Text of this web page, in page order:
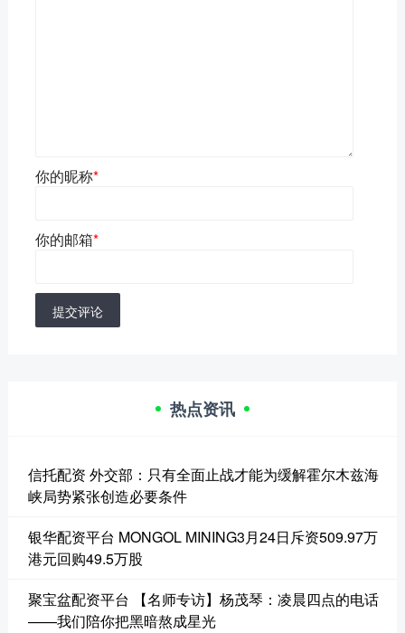
你的昵称*
你的邮箱*
提交评论
热点资讯
信托配资 外交部：只有全面止战才能为缓解霍尔木兹海
峡局势紧张创造必要条件
银华配资平台 MONGOL MINING3月24日斥资509.97万
港元回购49.5万股
聚宝盆配资平台 【名师专访】杨茂琴：凌晨四点的电话
——我们陪你把黑暗熬成星光